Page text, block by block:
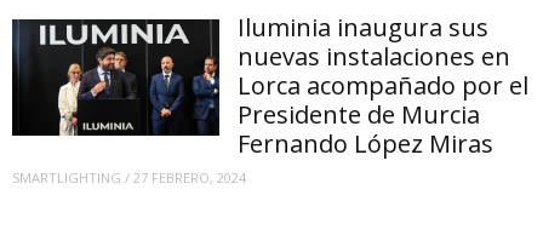
Iluminia inaugura sus
nuevas instalaciones en
Lorca acompañado por el
Presidente de Murcia
Fernando López Miras
SMARTLIGHTING / 27 FEBRERO, 2024